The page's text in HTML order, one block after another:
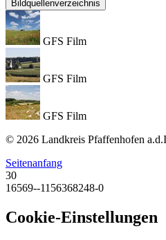
Bildquellenverzeichnis
GFS Film
GFS Film
GFS Film
© 2026 Landkreis Pfaffenhofen
Seitenanfang
30
16569--1156368248-0
Cookie-Einstellungen